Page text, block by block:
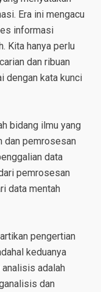
Era ini mengacu
informasi
Kita hanya perlu
dan ribuan
dengan kata kunci
bidang ilmu yang
dan pemrosesan
data
pemrosesan
data mentah
pengertian
keduanya
analisis adalah
dan